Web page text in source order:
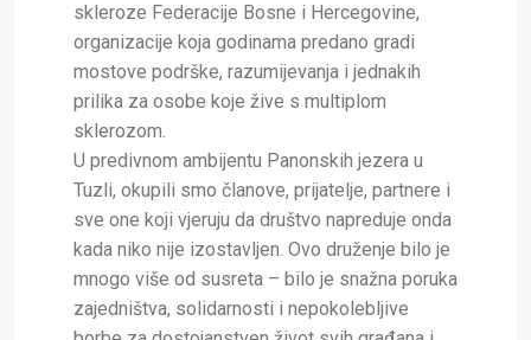
skleroze Federacije Bosne i Hercegovine,
organizacije koja godinama predano gradi
mostove podrške, razumijevanja i jednakih
prilika za osobe koje žive s multiplom
sklerozom.
U predivnom ambijentu Panonskih jezera u
Tuzli, okupili smo članove, prijatelje, partnere i
sve one koji vjeruju da društvo napreduje onda
kada niko nije izostavljen. Ovo druženje bilo je
mnogo više od susreta – bilo je snažna poruka
zajedništva, solidarnosti i nepokolebljive